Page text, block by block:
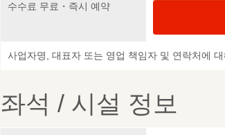
수수료 무료・즉시 예약
사업자명, 대표자 또는 영업 책임자 및 연락처에
좌석 / 시설 정보